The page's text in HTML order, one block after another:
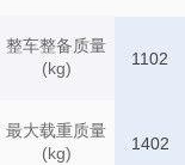
整车整备质量
(kg)
最大载重质量
(kg)
1102
1402